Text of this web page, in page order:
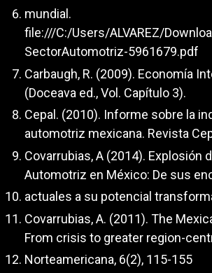
mundial.
file:///C:/Users/ALVAREZ/
SectorAutomotriz-5961679.pdf
Carbaugh, R. (2009). Economía
(Doceava ed., Vol. Capítulo 3).
Cepal. (2010). Informe sobre la
automotriz mexicana. Revista
Covarrubias, A (2014). Explosión
Automotriz en México: De sus
actuales a su potencial
Covarrubias, A. (2011). The
From crisis to greater region-
Norteamericana, 6(2), 115-155